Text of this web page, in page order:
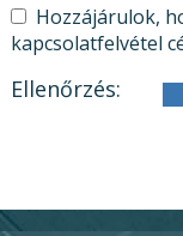
Hozzájárulok,
kapcsolatfelvétel
Ellenőrzés: